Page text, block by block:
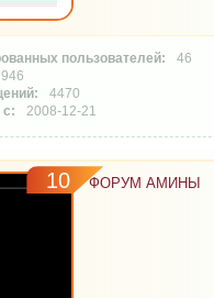
46
946
4470
2008-12-21
10 ФОРУМ АМИНЫ